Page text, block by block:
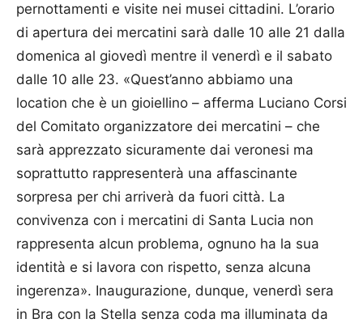
pernottamenti e visite nei musei cittadini. L’orario
di apertura dei mercatini sarà dalle 10 alle 21 dalla
domenica al giovedì mentre il venerdì e il sabato
dalle 10 alle 23. «Quest’anno abbiamo una
location che è un gioiellino – afferma Luciano Corsi
del Comitato organizzatore dei mercatini – che
sarà apprezzato sicuramente dai veronesi ma
soprattutto rappresenterà una affascinante
sorpresa per chi arriverà da fuori città. La
convivenza con i mercatini di Santa Lucia non
rappresenta alcun problema, ognuno ha la sua
identità e si lavora con rispetto, senza alcuna
ingerenza». Inaugurazione, dunque, venerdì sera
in Bra con la Stella senza coda ma illuminata da